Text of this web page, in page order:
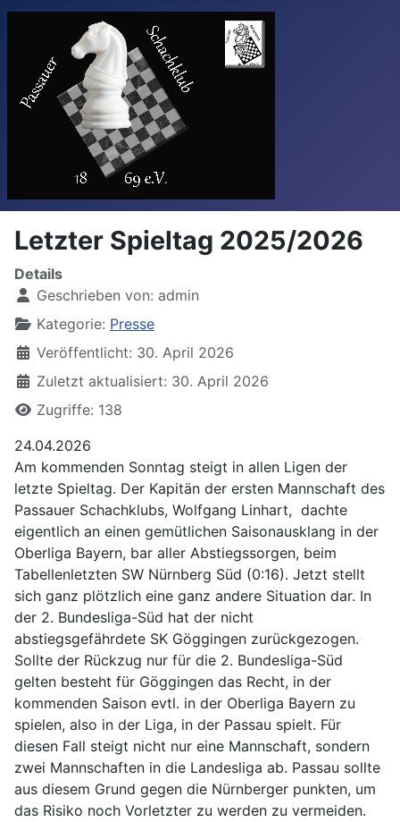
Letzter Spieltag 2025/2026
Details
Geschrieben von: admin
Kategorie: Presse
Veröffentlicht: 30. April 2026
Zuletzt aktualisiert: 30. April 2026
Zugriffe: 138
24.04.2026
Am kommenden Sonntag steigt in allen Ligen der
letzte Spieltag. Der Kapitän der ersten Mannschaft des
Passauer Schachklubs, Wolfgang Linhart, dachte
eigentlich an einen gemütlichen Saisonausklang in der
Oberliga Bayern, bar aller Abstiegssorgen, beim
Tabellenletzten SW Nürnberg Süd (0:16). Jetzt stellt
sich ganz plötzlich eine ganz andere Situation dar. In
der 2. Bundesliga-Süd hat der nicht
abstiegsgefährdete SK Göggingen zurückgezogen.
Sollte der Rückzug nur für die 2. Bundesliga-Süd
gelten besteht für Göggingen das Recht, in der
kommenden Saison evtl. in der Oberliga Bayern zu
spielen, also in der Liga, in der Passau spielt. Für
diesen Fall steigt nicht nur eine Mannschaft, sondern
zwei Mannschaften in die Landesliga ab. Passau sollte
aus diesem Grund gegen die Nürnberger punkten, um
das Risiko noch Vorletzter zu werden zu vermeiden.